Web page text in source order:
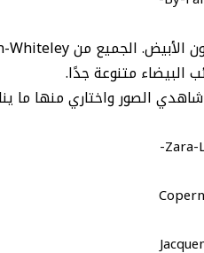
البيضاء متنوعة جدًا.
الصور واختاري منها ما